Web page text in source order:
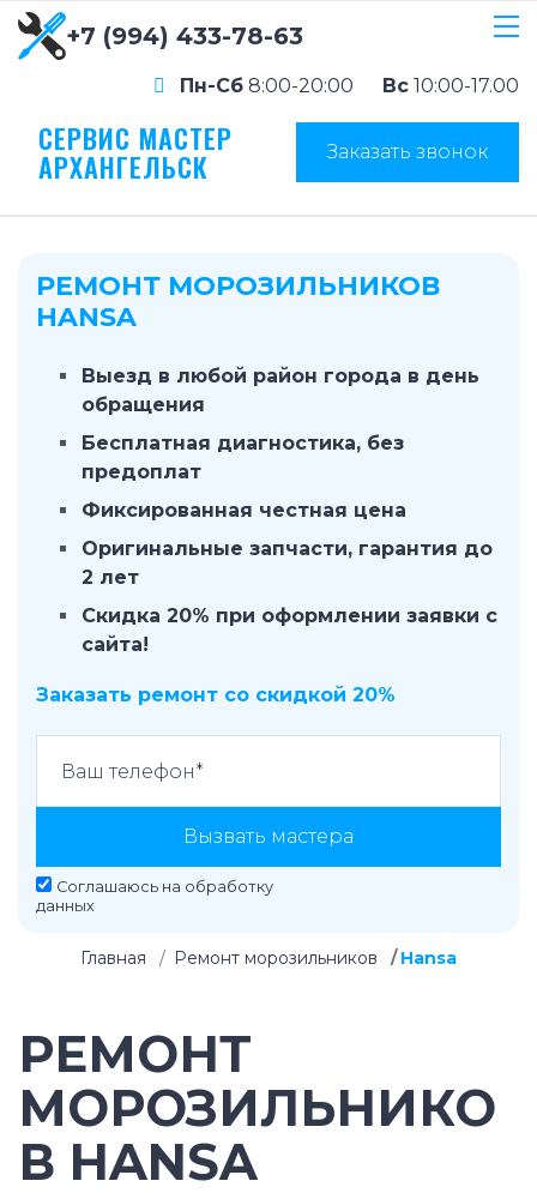
+7 (994) 433-78-63
Пн-Сб 8:00-20:00 Вс 10:00-17.00
СЕРВИС МАСТЕР
АРХАНГЕЛЬСК Заказать звонок
РЕМОНТ МОРОЗИЛЬНИКОВ
HANSA
Выезд в любой район города в день
обращения
Бесплатная диагностика, без
предоплат
Фиксированная честная цена
Оригинальные запчасти, гарантия до
2 лет
Скидка 20% при оформлении заявки с
сайта!
Заказать ремонт со скидкой 20%
Вызвать мастера
Соглашаюсь на обработку
данных
Главная Ремонт морозильников Hansa
РЕМОНТ
МОРОЗИЛЬНИКО
В HANSA